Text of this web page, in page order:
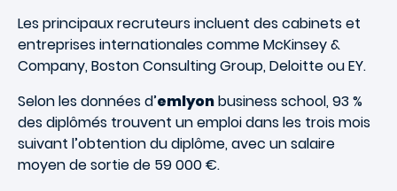
Les principaux recruteurs incluent des cabinets et
entreprises internationales comme McKinsey &
Company, Boston Consulting Group, Deloitte ou EY.
Selon les données d’emlyonbusiness school, 93 %
des diplômés trouvent un emploi dans les trois mois
suivant l’obtention du diplôme, avec un salaire
moyen de sortie de 59 000 €.